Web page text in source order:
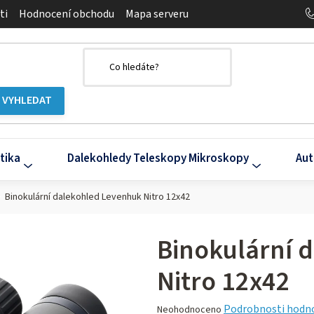
Hodnocení obchodu Mapa serveru
Dalekohledy Teleskopy Mikroskopy
Binokulární dalekohled Levenhuk Nitro 12x42
Binokulární
Nitro 12x42
Průměrné
Neohodnoceno Podrobnosti